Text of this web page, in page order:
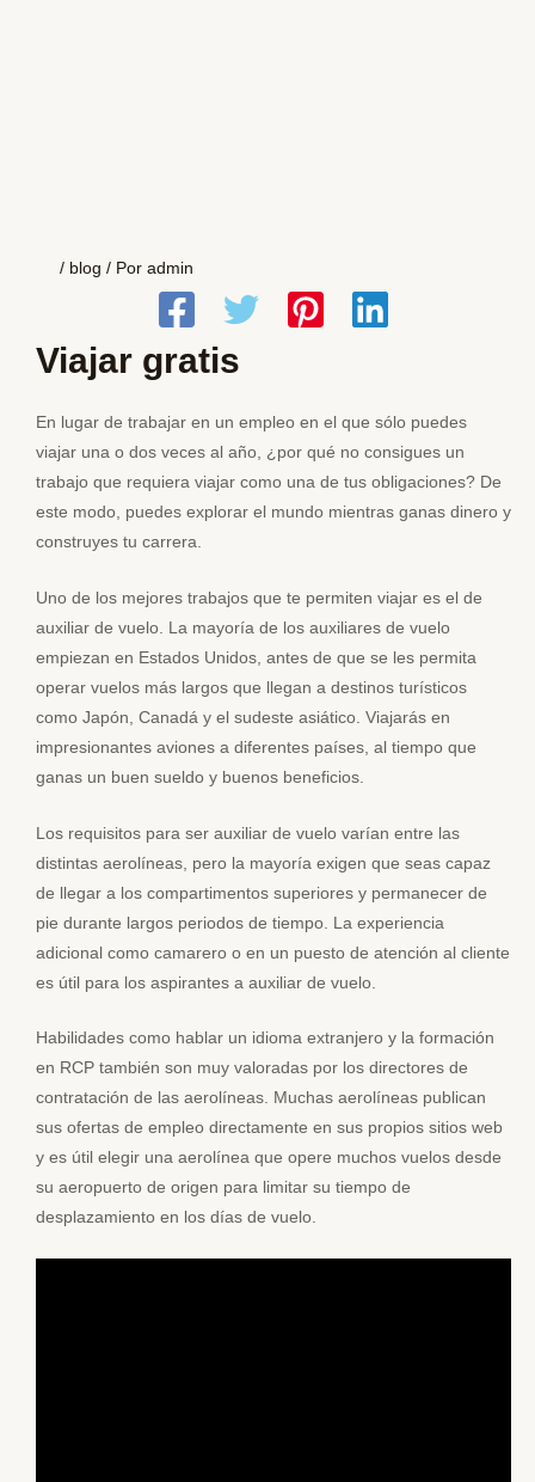
/ blog / Por admin
Viajar gratis
En lugar de trabajar en un empleo en el que sólo puedes
viajar una o dos veces al año, ¿por qué no consigues un
trabajo que requiera viajar como una de tus obligaciones? De
este modo, puedes explorar el mundo mientras ganas dinero y
construyes tu carrera.
Uno de los mejores trabajos que te permiten viajar es el de
auxiliar de vuelo. La mayoría de los auxiliares de vuelo
empiezan en Estados Unidos, antes de que se les permita
operar vuelos más largos que llegan a destinos turísticos
como Japón, Canadá y el sudeste asiático. Viajarás en
impresionantes aviones a diferentes países, al tiempo que
ganas un buen sueldo y buenos beneficios.
Los requisitos para ser auxiliar de vuelo varían entre las
distintas aerolíneas, pero la mayoría exigen que seas capaz
de llegar a los compartimentos superiores y permanecer de
pie durante largos periodos de tiempo. La experiencia
adicional como camarero o en un puesto de atención al cliente
es útil para los aspirantes a auxiliar de vuelo.
Habilidades como hablar un idioma extranjero y la formación
en RCP también son muy valoradas por los directores de
contratación de las aerolíneas. Muchas aerolíneas publican
sus ofertas de empleo directamente en sus propios sitios web
y es útil elegir una aerolínea que opere muchos vuelos desde
su aeropuerto de origen para limitar su tiempo de
desplazamiento en los días de vuelo.